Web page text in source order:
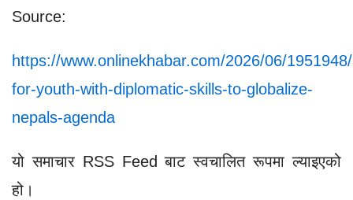
Source:
https://www.onlinekhabar.com/2026/06/
for-youth-with-diplomatic-skills-to-globalize-
nepals-agenda
यो समाचार RSS Feed बाट स्वचालित रूपमा ल्याइएको
हो।